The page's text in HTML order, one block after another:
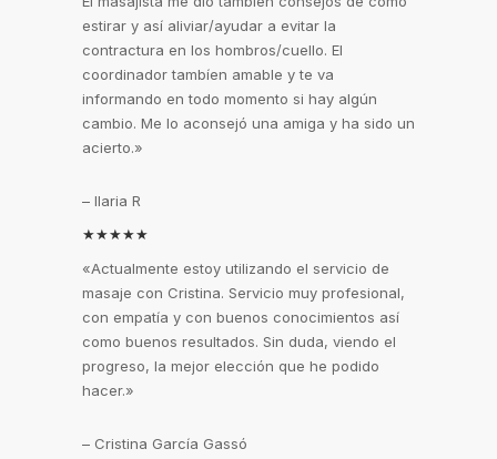
estirar y así aliviar/ayudar a evitar la
contractura en los hombros/cuello. El
coordinador tambíen amable y te va
informando en todo momento si hay algún
cambio. Me lo aconsejó una amiga y ha sido un
acierto.»
– Ilaria R
★★★★★
«Actualmente estoy utilizando el servicio de
masaje con Cristina. Servicio muy profesional,
con empatía y con buenos conocimientos así
como buenos resultados. Sin duda, viendo el
progreso, la mejor elección que he podido
hacer.»
– Cristina García Gassó